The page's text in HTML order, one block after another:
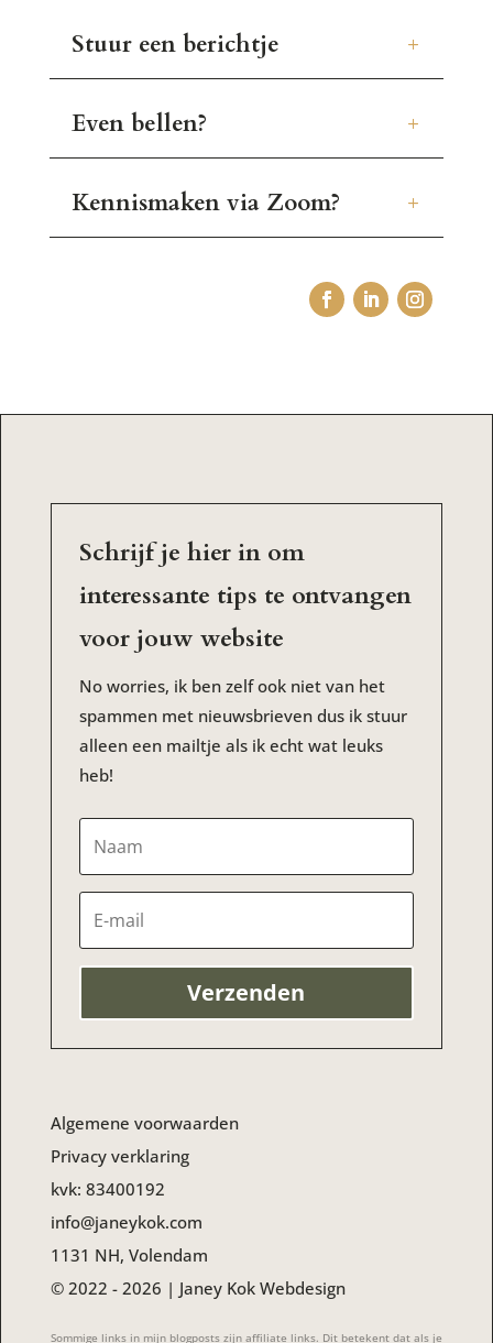
Stuur een berichtje
Even bellen?
Kennismaken via Zoom?
Schrijf je hier in om
interessante tips te ontvangen
voor jouw website
No worries, ik ben zelf ook niet van het
spammen met nieuwsbrieven dus ik stuur
alleen een mailtje als ik echt wat leuks
heb!
Verzenden
Algemene voorwaarden
Privacy verklaring
kvk: 83400192
info@janeykok.com
1131 NH, Volendam
© 2022 - 2026 | Janey Kok Webdesign
Sommige links in mijn blogposts zijn affiliate links. Dit betekent dat als je